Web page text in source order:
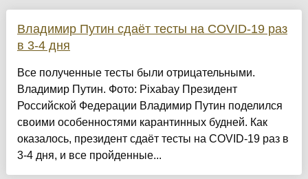
Владимир Путин сдаёт тесты на COVID-19 раз
в 3-4 дня
Все полученные тесты были отрицательными.
Владимир Путин. Фото: Pixabay Президент
Российской Федерации Владимир Путин поделился
своими особенностями карантинных будней. Как
оказалось, президент сдаёт тесты на COVID-19 раз в
3-4 дня, и все пройденные...